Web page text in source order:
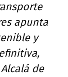
apunta
y
de